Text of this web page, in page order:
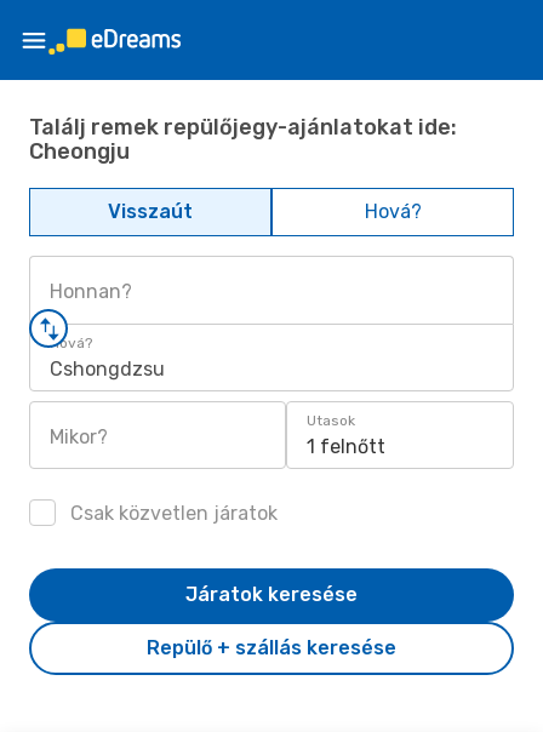
Találj remek repülőjegy-ajánlatokat ide:
Cheongju
Visszaút Hová?
Honnan?
Hová?
Cshongdzsu
Mikor?
Utasok
1 felnőtt
Csak közvetlen járatok
Repülő + szállás keresése
Járatok keresése